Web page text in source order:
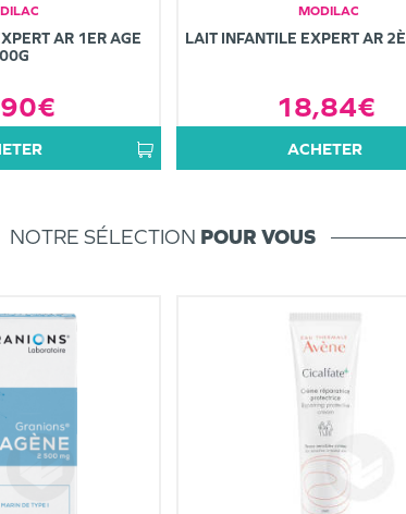
AR 1ER AGE
MODILAC
LAIT INFANTILE EXPERT AR
18,84€
ACHETER
NOTRE SÉLECTION POUR VOUS